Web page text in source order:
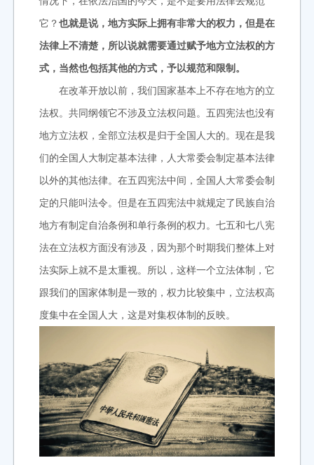
它？也就是说，地方实际上拥有非常大的权力，但是在
法律上不清楚，所以说就需要通过赋予地方立法权的方
式，当然也包括其他的方式，予以规范和限制。
在改革开放以前，我们国家基本上不存在地方的立
法权。共同纲领它不涉及立法权问题。五四宪法也没有
地方立法权，全部立法权是归于全国人大的。现在是我
们的全国人大制定基本法律，人大常委会制定基本法律
以外的其他法律。在五四宪法中间，全国人大常委会制
定的只能叫法令。但是在五四宪法中就规定了民族自治
地方有制定自治条例和单行条例的权力。七五和七八宪
法在立法权方面没有涉及，因为那个时期我们整体上对
法实际上就不是太重视。所以，这样一个立法体制，它
跟我们的国家体制是一致的，权力比较集中，立法权高
度集中在全国人大，这是对集权体制的反映。